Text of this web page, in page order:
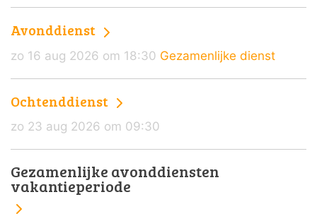
Avonddienst
zo 16 aug 2026 om 18:30 Gezamenlijke dienst
Ochtenddienst
zo 23 aug 2026 om 09:30
Gezamenlijke avonddiensten
vakantieperiode